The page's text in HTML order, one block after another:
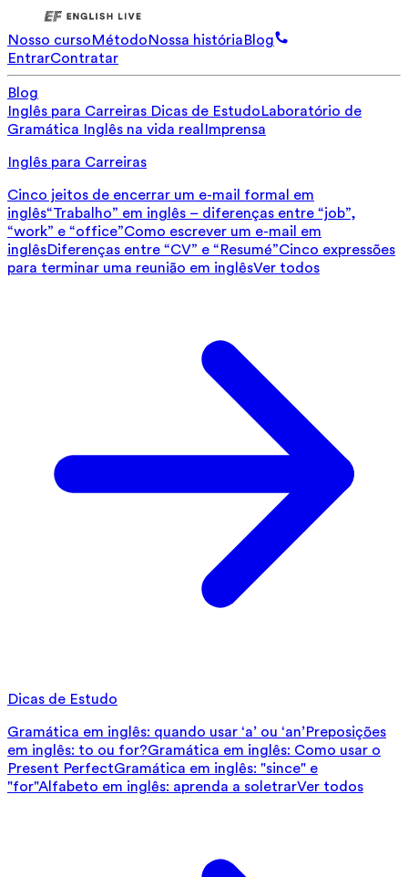
Nosso cursoMétodoNossa históriaBlog
EntrarContratar
Blog
Inglês para Carreiras Dicas de EstudoLaboratório de
Gramática Inglês na vida real Imprensa
Inglês para Carreiras
Cinco jeitos de encerrar um e-mail formal em
inglês“Trabalho” em inglês – diferenças entre “job”,
“work” e “office”Como escrever um e-mail em
inglêsDiferenças entre “CV” e “Resumé”Cinco expressões
para terminar uma reunião em inglêsVer todos
Dicas de Estudo
Gramática em inglês: quando usar ‘a’ ou ‘an’Preposições
em inglês: to ou for?Gramática em inglês: Como usar o
Present PerfectGramática em inglês: "since" e
"for"Alfabeto em inglês: aprenda a soletrarVer todos